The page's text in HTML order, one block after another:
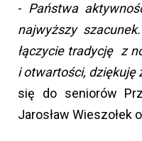
- Państwa
najwyższy
łączycie tradycję z
i otwartości, dziękuję
się do seniorów
Jarosław